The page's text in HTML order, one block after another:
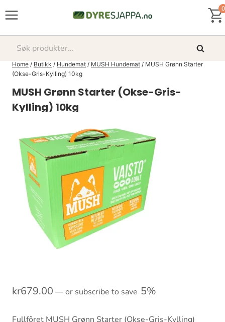
0
Søk
etter:
Søk
Home / Butikk / Hundemat / MUSH Hundemat / MUSH Grønn Starter
(Okse-Gris-Kylling) 10kg
MUSH Grønn Starter (Okse-Gris-
Kylling) 10kg
kr679.00 —or subscribe to save 5%
Fullfôret MUSH Grønn Starter (Okse-Gris-Kylling)